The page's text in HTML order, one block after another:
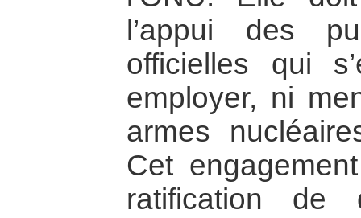
l’appui des
officielles qui
employer, ni
armes
Cet
ratification de